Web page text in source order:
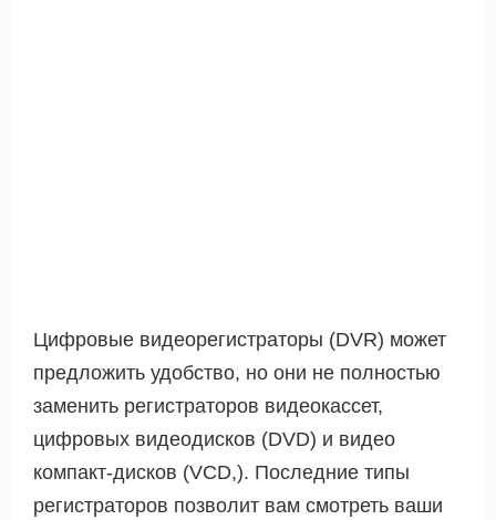
Цифровые видеорегистраторы (DVR) может
предложить удобство, но они не полностью
заменить регистраторов видеокассет,
цифровых видеодисков (DVD) и видео
компакт-дисков (VCD,). Последние типы
регистраторов позволит вам смотреть ваши